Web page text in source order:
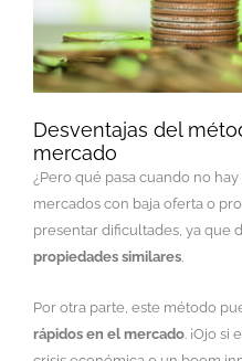
Desventajas del
mercado
¿Pero qué pasa cuando no
mercados con baja oferta o
presentar dificultades, ya que
propiedades similares
Por otra parte, este método
rápidos en el mercado. ¡Ojo